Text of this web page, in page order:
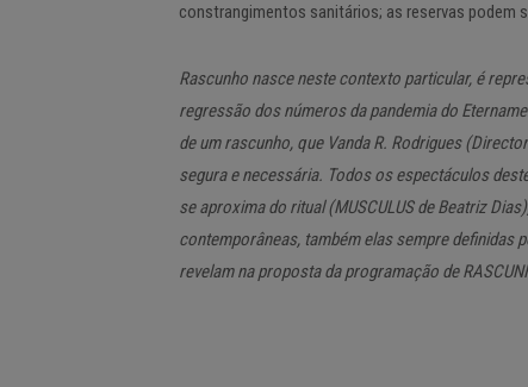
constrangimentos sanitários; as reservas podem
Rascunho nasce neste contexto particular, é
regressão dos números da pandemia do
de um rascunho, que Vanda R. Rodrigues
segura e necessária. Todos os espectáculos
se aproxima do ritual (MUSCULUS de Beatriz
contemporâneas, também elas sempre definidas
revelam na proposta da programação de